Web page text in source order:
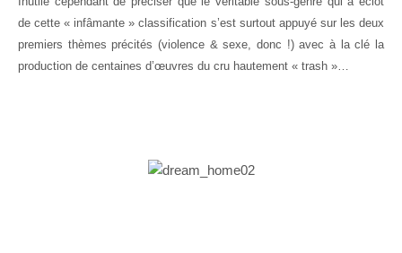
de cette « infâmante » classification s’est surtout appuyé sur les deux
premiers thèmes précités (violence & sexe, donc !) avec à la clé la
production de centaines d’œuvres du cru hautement « trash »…